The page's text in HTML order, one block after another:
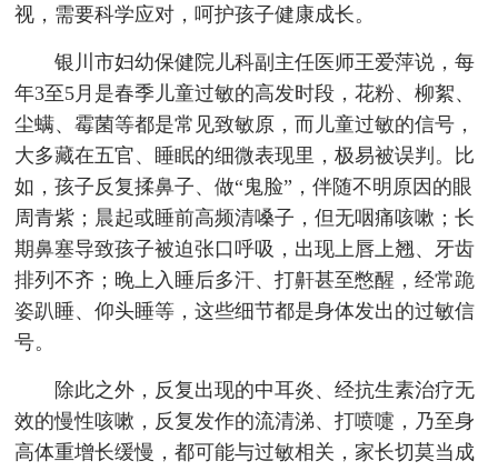
视，需要科学应对，呵护孩子健康成长。
银川市妇幼保健院儿科副主任医师王爱萍说，每
年3至5月是春季儿童过敏的高发时段，花粉、柳絮、
尘螨、霉菌等都是常见致敏原，而儿童过敏的信号，
大多藏在五官、睡眠的细微表现里，极易被误判。比
如，孩子反复揉鼻子、做“鬼脸”，伴随不明原因的眼
周青紫；晨起或睡前高频清嗓子，但无咽痛咳嗽；长
期鼻塞导致孩子被迫张口呼吸，出现上唇上翘、牙齿
排列不齐；晚上入睡后多汗、打鼾甚至憋醒，经常跪
姿趴睡、仰头睡等，这些细节都是身体发出的过敏信
号。
除此之外，反复出现的中耳炎、经抗生素治疗无
效的慢性咳嗽，反复发作的流清涕、打喷嚏，乃至身
高体重增长缓慢，都可能与过敏相关，家长切莫当成